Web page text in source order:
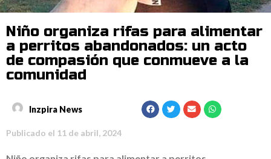
Niño organiza rifas para alimentar
a perritos abandonados: un acto
de compasión que conmueve a la
comunidad
Inzpira News
Publicado el 11 de abril, 2024